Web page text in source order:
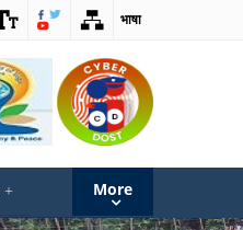
भाषा
+ More